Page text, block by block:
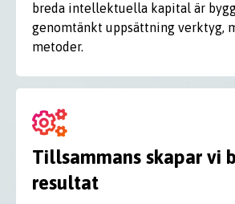
breda intellektuella kapital är
genomtänkt uppsättning verktyg,
metoder.
Tillsammans skapar vi
resultat